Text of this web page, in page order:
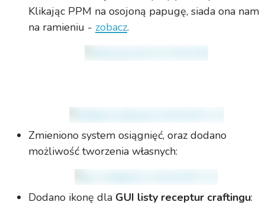
Klikając PPM na osojoną papugę, siada ona nam
na ramieniu - zobacz.
Zmieniono system osiągnięć, oraz dodano
możliwość tworzenia własnych:
Dodano ikonę dla GUI listy receptur craftingu: